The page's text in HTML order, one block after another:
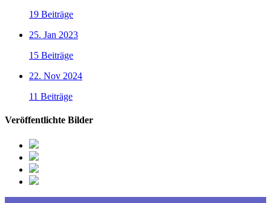
19 Beiträge
25. Jan 2023
15 Beiträge
22. Nov 2024
11 Beiträge
Veröffentlichte Bilder